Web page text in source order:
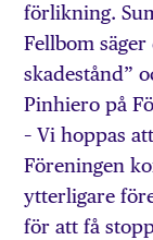
förlikning.
Fellbom
skadestånd”
Pinhiero på
– Vi hoppas
Föreningen
ytterligare
för att få